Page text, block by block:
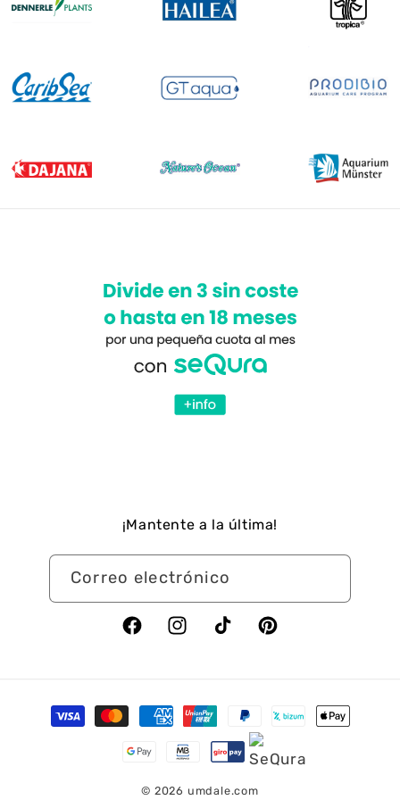
¡Mantente a la última!
Correo electrónico
FacebookInstagramTikTok Pinterest
Formas
de
© 2026 umdale.com